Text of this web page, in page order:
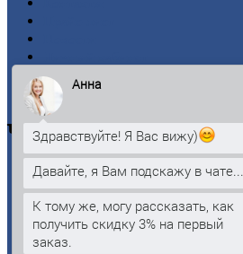
Оформление
Оплата
Черныйметаллопрокат
Арматура
Двутавроваябалка (двутавр)
Квадрат
Кругстальной
Лист
Анна
Здравствуйте! Я Вас вижу)
Давайте, я Вам подскажу в чате...
К тому же, могу рассказать, как
получить скидку 3% на первый
заказ.